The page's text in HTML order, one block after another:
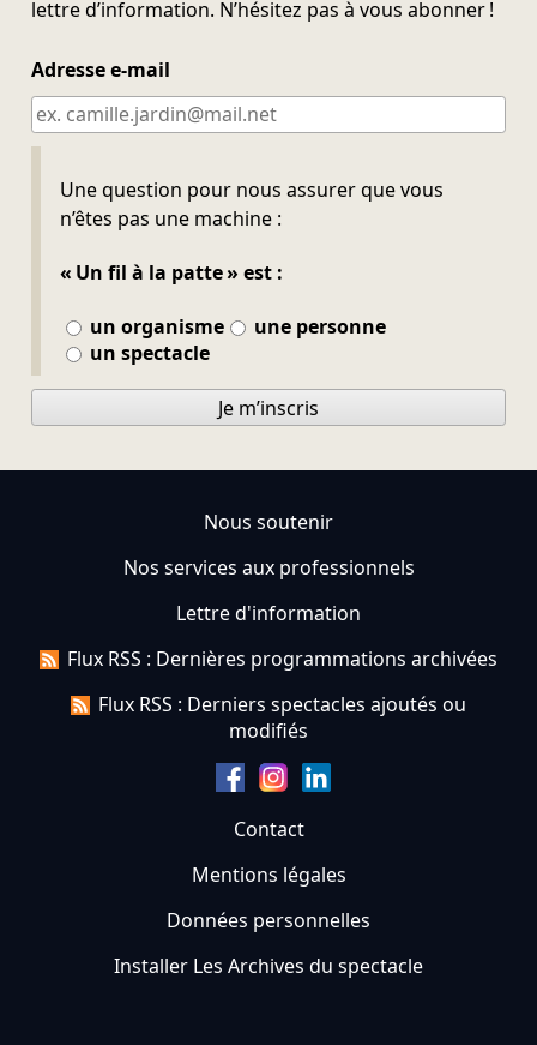
lettre d’information. N’hésitez pas à vous abonner !
Adresse e-mail
Une question pour nous assurer que vous
n’êtes pas une machine :
« Un fil à la patte » est :
un organisme
une personne
un spectacle
Ne pas remplir
Je m’inscris
Nous soutenir
Nos services aux professionnels
Lettre d'information
Flux RSS : Dernières programmations archivées
Flux RSS : Derniers spectacles ajoutés ou
modifiés
Contact
Mentions légales
Données personnelles
Installer Les Archives du spectacle